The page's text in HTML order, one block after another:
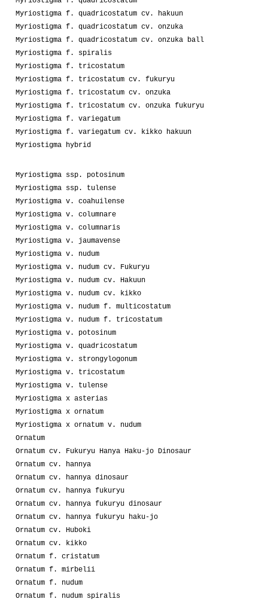
Myriostigma f. quadricostatum cv. hakuun
Myriostigma f. quadricostatum cv. onzuka
Myriostigma f. quadricostatum cv. onzuka ball
Myriostigma f. spiralis
Myriostigma f. tricostatum
Myriostigma f. tricostatum cv. fukuryu
Myriostigma f. tricostatum cv. onzuka
Myriostigma f. tricostatum cv. onzuka fukuryu
Myriostigma f. variegatum
Myriostigma f. variegatum cv. kikko hakuun
Myriostigma hybrid
Myriostigma ssp. potosinum
Myriostigma ssp. tulense
Myriostigma v. coahuilense
Myriostigma v. columnare
Myriostigma v. columnaris
Myriostigma v. jaumavense
Myriostigma v. nudum
Myriostigma v. nudum cv. Fukuryu
Myriostigma v. nudum cv. Hakuun
Myriostigma v. nudum cv. kikko
Myriostigma v. nudum f. multicostatum
Myriostigma v. nudum f. tricostatum
Myriostigma v. potosinum
Myriostigma v. quadricostatum
Myriostigma v. strongylogonum
Myriostigma v. tricostatum
Myriostigma v. tulense
Myriostigma x asterias
Myriostigma x ornatum
Myriostigma x ornatum v. nudum
Ornatum
Ornatum cv. Fukuryu Hanya Haku-jo Dinosaur
Ornatum cv. hannya
Ornatum cv. hannya dinosaur
Ornatum cv. hannya fukuryu
Ornatum cv. hannya fukuryu dinosaur
Ornatum cv. hannya fukuryu haku-jo
Ornatum cv. Huboki
Ornatum cv. kikko
Ornatum f. cristatum
Ornatum f. mirbelii
Ornatum f. nudum
Ornatum f. nudum spiralis